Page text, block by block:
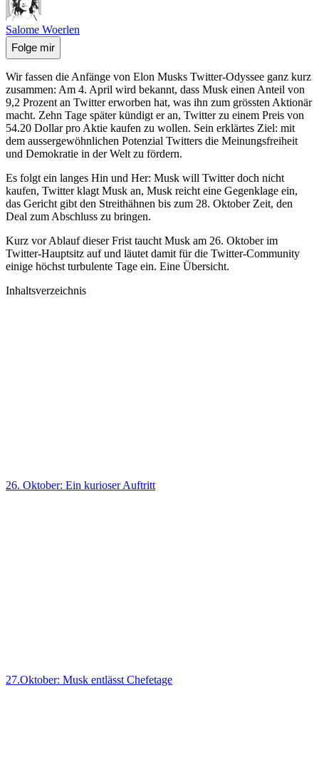
Salome Woerlen
Folge mir
Wir fassen die Anfänge von Elon Musks Twitter-Odyssee ganz kurz
zusammen: Am 4. April wird bekannt, dass Musk einen Anteil von
9,2 Prozent an Twitter erworben hat, was ihn zum grössten Aktionär
macht. Zehn Tage später kündigt er an, Twitter zu einem Preis von
54.20 Dollar pro Aktie kaufen zu wollen. Sein erklärtes Ziel: mit
dem aussergewöhnlichen Potenzial Twitters die Meinungsfreiheit
und Demokratie in der Welt zu fördern.
Es folgt ein langes Hin und Her: Musk will Twitter doch nicht
kaufen, Twitter klagt Musk an, Musk reicht eine Gegenklage ein,
das Gericht gibt den Streithähnen bis zum 28. Oktober Zeit, den
Deal zum Abschluss zu bringen.
Kurz vor Ablauf dieser Frist taucht Musk am 26. Oktober im
Twitter-Hauptsitz auf und läutet damit für die Twitter-Community
einige höchst turbulente Tage ein. Eine Übersicht.
Inhaltsverzeichnis
26. Oktober: Ein kurioser Auftritt
27.Oktober: Musk entlässt Chefetage